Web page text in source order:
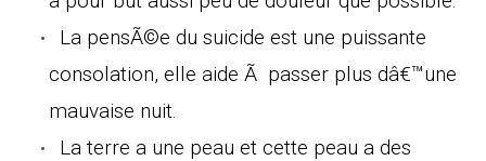
La pensÃ©e du suicide est une puissante
consolation, elle aide Ã passer plus dâ€™une
mauvaise nuit.
La terre a une peau et cette peau a des